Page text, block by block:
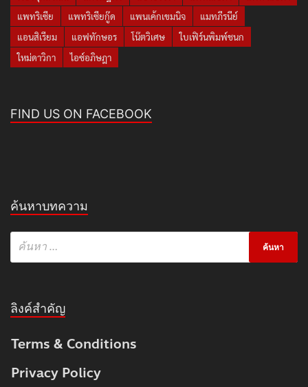
แพทริเซีย
แพทริเซียกู๊ด แพนเค้กเขมนิจ
แมทภีรนีย์
แอนสิเรียม
แอฟทักษอร โน๊ตวิเศษ
ใบเฟิร์นพิมพ์ชนก
ใหม่ดาวิกา
ไอซ์อภิษฎา
FIND US ON FACEBOOK
ค้นหาบทความ
ลิงค์สำคัญ
Terms & Conditions
Privacy Policy